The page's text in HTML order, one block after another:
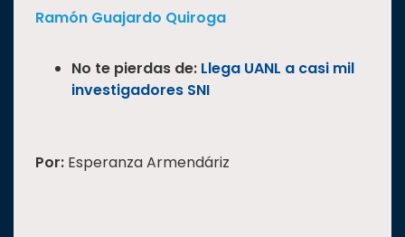
Ramón Guajardo Quiroga
No te pierdas de: Llega UANL a casi mil
investigadores SNI
Por: Esperanza Armendáriz